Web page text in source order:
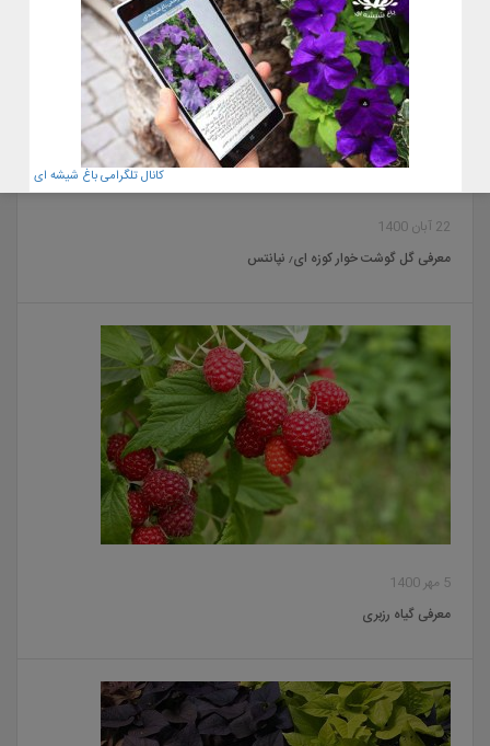
22 آبان 1400
معرفی گل گوشت خوار کوزه ای٫ نپانتس
5 مهر 1400
معرفی گیاه رزبری
کانال تلگرامی باغ شیشه ای